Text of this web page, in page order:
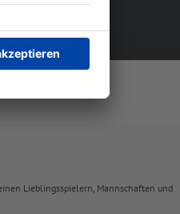
Lieblingsspielern, Mannschaften und